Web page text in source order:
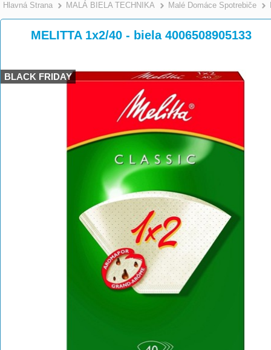
Hlavná Strana >
MALÁ BIELA TECHNIKA >
Malé Domáce Spotrebiče
MELITTA 1x2/40 - biela 4006508905133
BLACK FRIDAY